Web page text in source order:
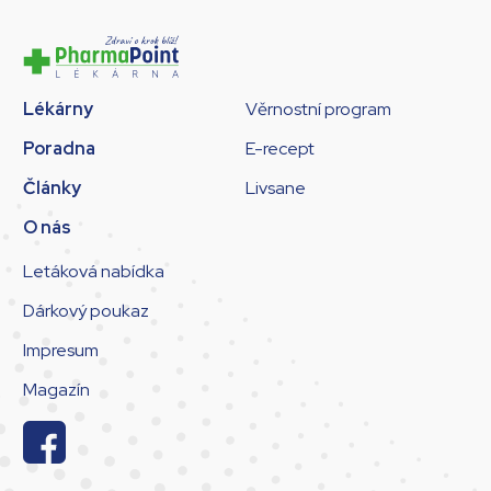
Lékárny
Poradna
Články
O nás
Věrnostní program
E-recept
Livsane
Letáková nabídka
Dárkový poukaz
Impresum
Magazín